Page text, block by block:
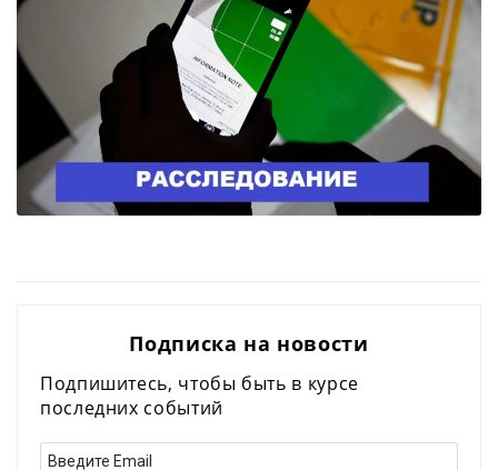
Подписка на новости
Подпишитесь, чтобы быть в курсе
последних событий